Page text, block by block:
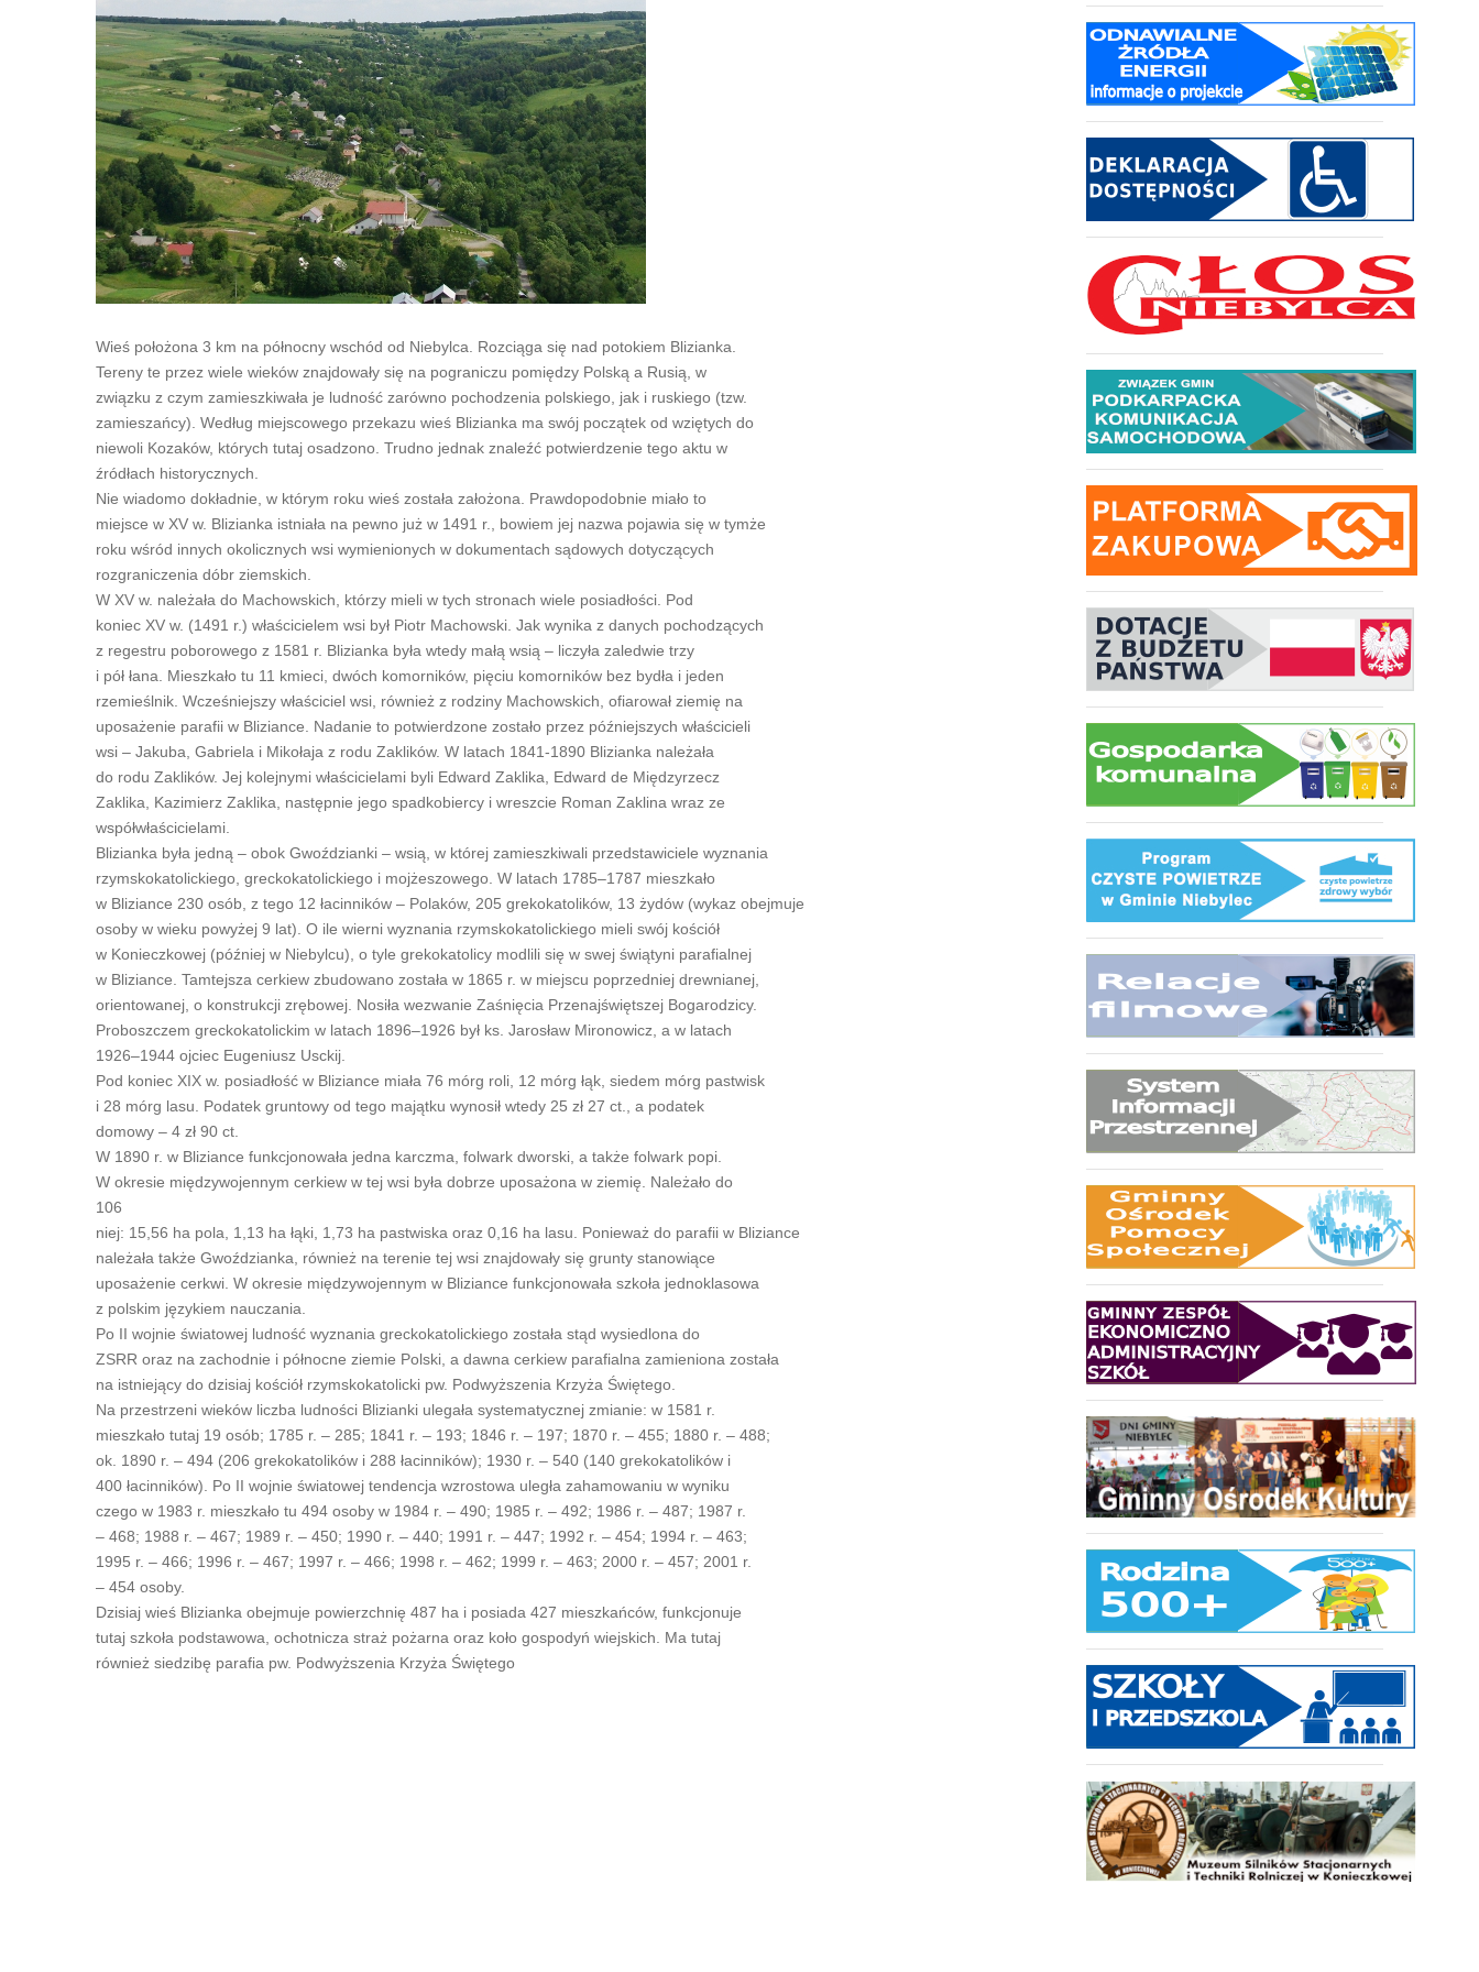
Wieś położona 3 km na północny wschód od Niebylca. Rozciąga się nad potokiem Blizianka.
Tereny te przez wiele wieków znajdowały się na pograniczu pomiędzy Polską a Rusią, w
związku z czym zamieszkiwała je ludność zarówno pochodzenia polskiego, jak i ruskiego (tzw.
zamieszańcy). Według miejscowego przekazu wieś Blizianka ma swój początek od wziętych do
niewoli Kozaków, których tutaj osadzono. Trudno jednak znaleźć potwierdzenie tego aktu w
źródłach historycznych.
Nie wiadomo dokładnie, w którym roku wieś została założona. Prawdopodobnie miało to
miejsce w XV w. Blizianka istniała na pewno już w 1491 r., bowiem jej nazwa pojawia się w tymże
roku wśród innych okolicznych wsi wymienionych w dokumentach sądowych dotyczących
rozgraniczenia dóbr ziemskich.
W XV w. należała do Machowskich, którzy mieli w tych stronach wiele posiadłości. Pod
koniec XV w. (1491 r.) właścicielem wsi był Piotr Machowski. Jak wynika z danych pochodzących
z regestru poborowego z 1581 r. Blizianka była wtedy małą wsią – liczyła zaledwie trzy
i pół łana. Mieszkało tu 11 kmieci, dwóch komorników, pięciu komorników bez bydła i jeden
rzemieślnik. Wcześniejszy właściciel wsi, również z rodziny Machowskich, ofiarował ziemię na
uposażenie parafii w Bliziance. Nadanie to potwierdzone zostało przez późniejszych właścicieli
wsi – Jakuba, Gabriela i Mikołaja z rodu Zaklików. W latach 1841-1890 Blizianka należała
do rodu Zaklików. Jej kolejnymi właścicielami byli Edward Zaklika, Edward de Międzyrzecz
Zaklika, Kazimierz Zaklika, następnie jego spadkobiercy i wreszcie Roman Zaklina wraz ze
współwłaścicielami.
Blizianka była jedną – obok Gwoździanki – wsią, w której zamieszkiwali przedstawiciele wyznania
rzymskokatolickiego, greckokatolickiego i mojżeszowego. W latach 1785–1787 mieszkało
w Bliziance 230 osób, z tego 12 łacinników – Polaków, 205 grekokatolików, 13 żydów (wykaz obejmuje
osoby w wieku powyżej 9 lat). O ile wierni wyznania rzymskokatolickiego mieli swój kościół
w Konieczkowej (później w Niebylcu), o tyle grekokatolicy modlili się w swej świątyni parafialnej
w Bliziance. Tamtejsza cerkiew zbudowano została w 1865 r. w miejscu poprzedniej drewnianej,
orientowanej, o konstrukcji zrębowej. Nosiła wezwanie Zaśnięcia Przenajświętszej Bogarodzicy.
Proboszczem greckokatolickim w latach 1896–1926 był ks. Jarosław Mironowicz, a w latach
1926–1944 ojciec Eugeniusz Usckij.
Pod koniec XIX w. posiadłość w Bliziance miała 76 mórg roli, 12 mórg łąk, siedem mórg pastwisk
i 28 mórg lasu. Podatek gruntowy od tego majątku wynosił wtedy 25 zł 27 ct., a podatek
domowy – 4 zł 90 ct.
W 1890 r. w Bliziance funkcjonowała jedna karczma, folwark dworski, a także folwark popi.
W okresie międzywojennym cerkiew w tej wsi była dobrze uposażona w ziemię. Należało do
106
niej: 15,56 ha pola, 1,13 ha łąki, 1,73 ha pastwiska oraz 0,16 ha lasu. Ponieważ do parafii w Bliziance
należała także Gwoździanka, również na terenie tej wsi znajdowały się grunty stanowiące
uposażenie cerkwi. W okresie międzywojennym w Bliziance funkcjonowała szkoła jednoklasowa
z polskim językiem nauczania.
Po II wojnie światowej ludność wyznania greckokatolickiego została stąd wysiedlona do
ZSRR oraz na zachodnie i północne ziemie Polski, a dawna cerkiew parafialna zamieniona została
na istniejący do dzisiaj kościół rzymskokatolicki pw. Podwyższenia Krzyża Świętego.
Na przestrzeni wieków liczba ludności Blizianki ulegała systematycznej zmianie: w 1581 r.
mieszkało tutaj 19 osób; 1785 r. – 285; 1841 r. – 193; 1846 r. – 197; 1870 r. – 455; 1880 r. – 488;
ok. 1890 r. – 494 (206 grekokatolików i 288 łacinników); 1930 r. – 540 (140 grekokatolików i
400 łacinników). Po II wojnie światowej tendencja wzrostowa uległa zahamowaniu w wyniku
czego w 1983 r. mieszkało tu 494 osoby w 1984 r. – 490; 1985 r. – 492; 1986 r. – 487; 1987 r.
– 468; 1988 r. – 467; 1989 r. – 450; 1990 r. – 440; 1991 r. – 447; 1992 r. – 454; 1994 r. – 463;
1995 r. – 466; 1996 r. – 467; 1997 r. – 466; 1998 r. – 462; 1999 r. – 463; 2000 r. – 457; 2001 r.
– 454 osoby.
Dzisiaj wieś Blizianka obejmuje powierzchnię 487 ha i posiada 427 mieszkańców, funkcjonuje
tutaj szkoła podstawowa, ochotnicza straż pożarna oraz koło gospodyń wiejskich. Ma tutaj
również siedzibę parafia pw. Podwyższenia Krzyża Świętego